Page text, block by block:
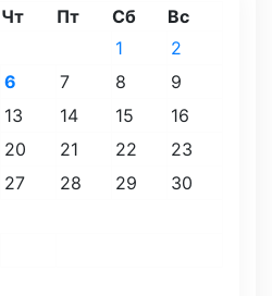
Чт Пт Сб Вс
1
2
6 7 8
9
13 14 15
16
20 21 22
23
27 28 29
30